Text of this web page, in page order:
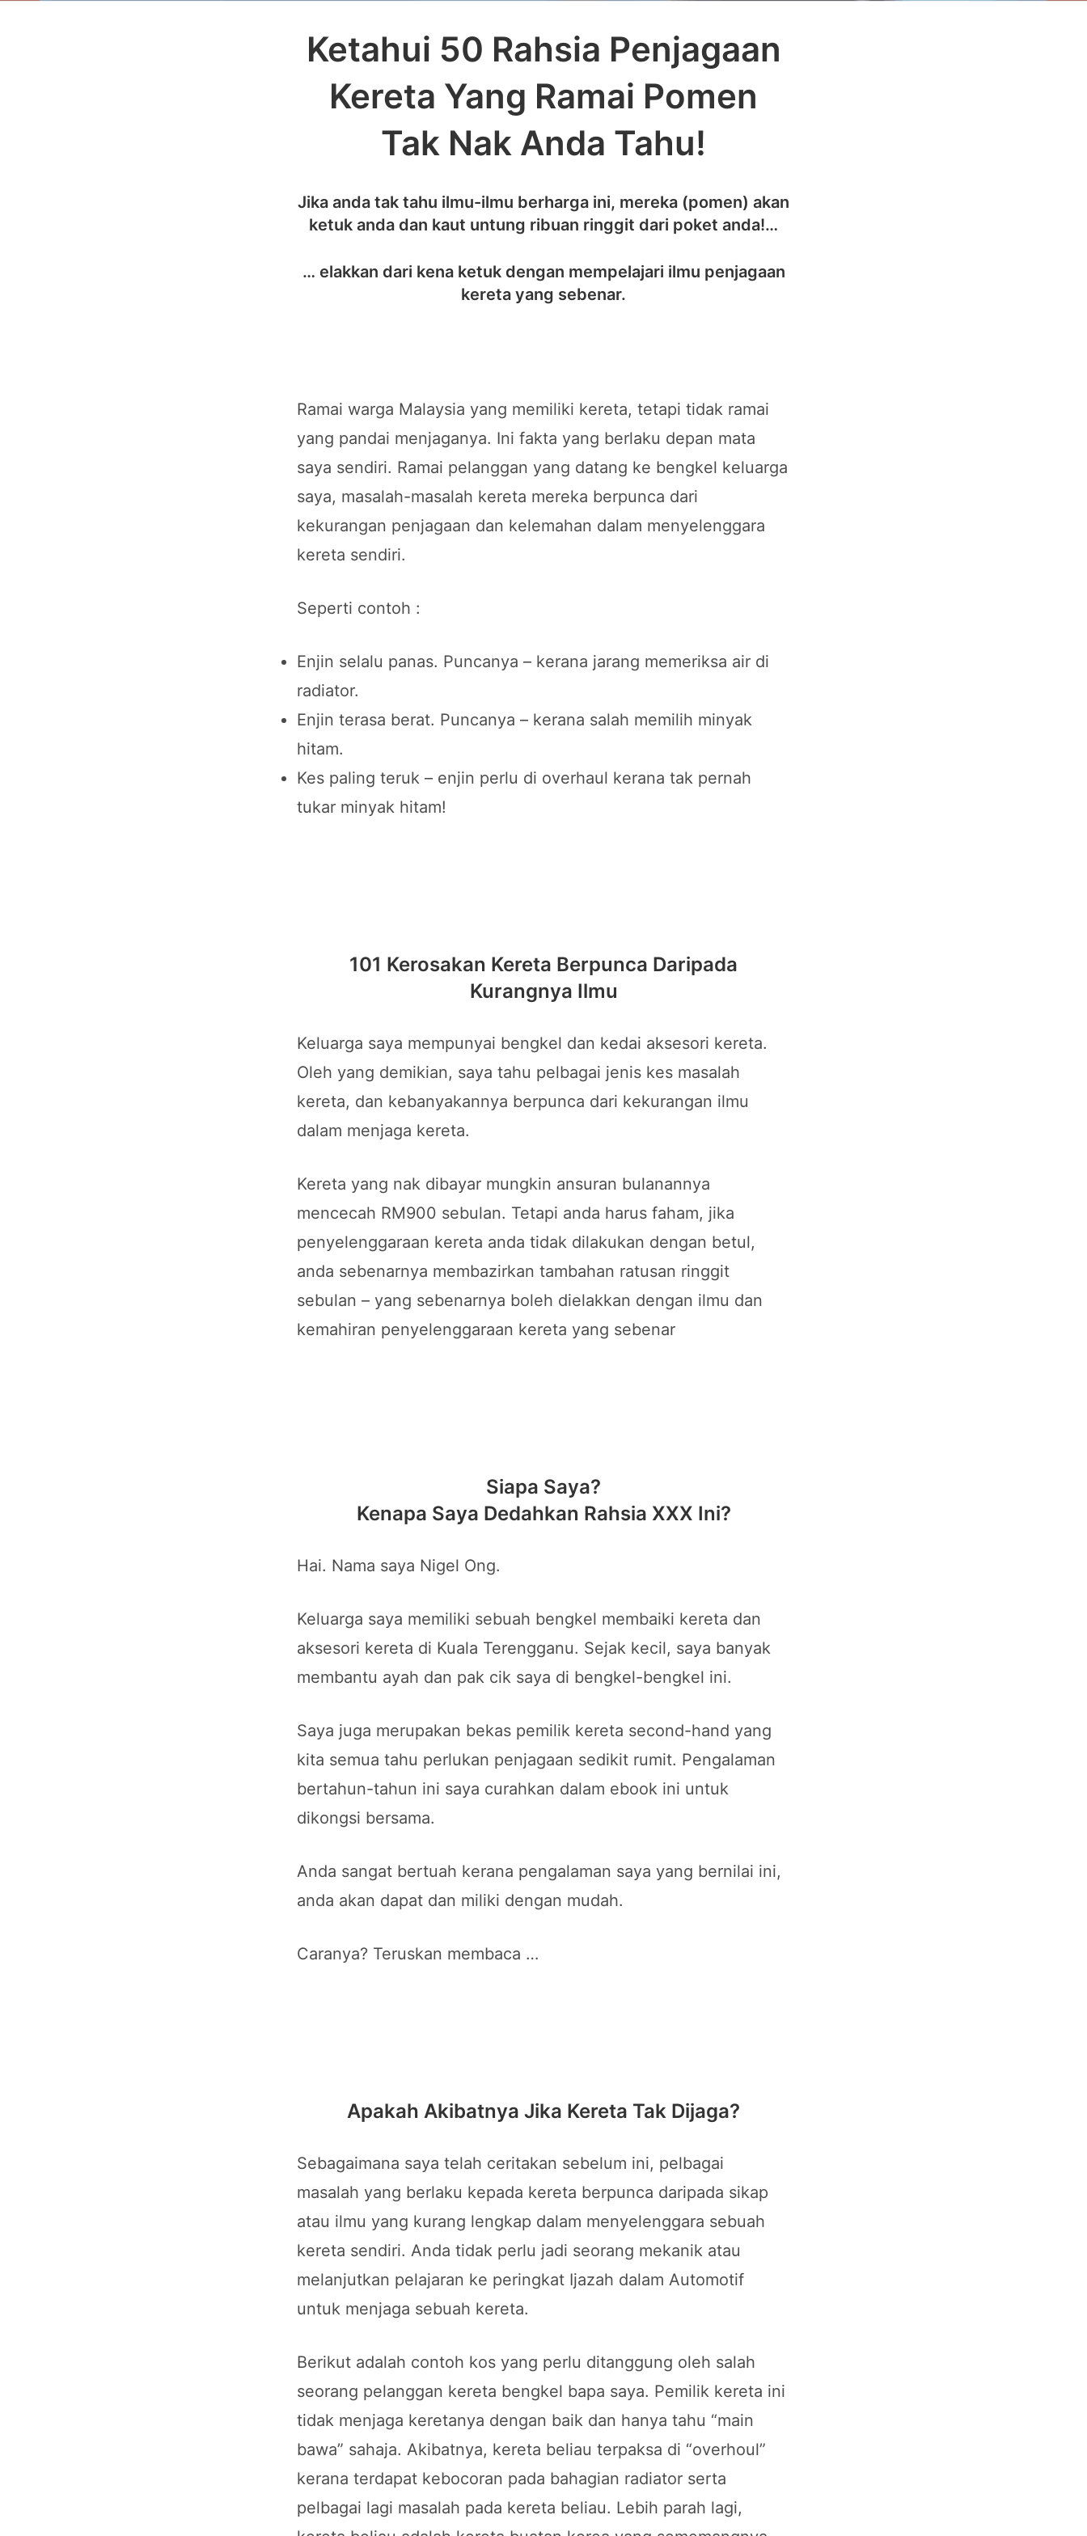
Ketahui 50 Rahsia Penjagaan
Kereta Yang Ramai Pomen
Tak Nak Anda Tahu!
Jika anda tak tahu ilmu-ilmu berharga ini, mereka (pomen) akan
ketuk anda dan kaut untung ribuan ringgit dari poket anda!…
… elakkan dari kena ketuk dengan mempelajari ilmu penjagaan
kereta yang sebenar.
Ramai warga Malaysia yang memiliki kereta, tetapi tidak ramai
yang pandai menjaganya. Ini fakta yang berlaku depan mata
saya sendiri. Ramai pelanggan yang datang ke bengkel keluarga
saya, masalah-masalah kereta mereka berpunca dari
kekurangan penjagaan dan kelemahan dalam menyelenggara
kereta sendiri.
Seperti contoh :
Enjin selalu panas. Puncanya – kerana jarang memeriksa air di
radiator.
Enjin terasa berat. Puncanya – kerana salah memilih minyak
hitam.
Kes paling teruk – enjin perlu di overhaul kerana tak pernah
tukar minyak hitam!
101 Kerosakan Kereta Berpunca Daripada
Kurangnya Ilmu
Keluarga saya mempunyai bengkel dan kedai aksesori kereta.
Oleh yang demikian, saya tahu pelbagai jenis kes masalah
kereta, dan kebanyakannya berpunca dari kekurangan ilmu
dalam menjaga kereta.
Kereta yang nak dibayar mungkin ansuran bulanannya
mencecah RM900 sebulan. Tetapi anda harus faham, jika
penyelenggaraan kereta anda tidak dilakukan dengan betul,
anda sebenarnya membazirkan tambahan ratusan ringgit
sebulan – yang sebenarnya boleh dielakkan dengan ilmu dan
kemahiran penyelenggaraan kereta yang sebenar
Siapa Saya?
Kenapa Saya Dedahkan Rahsia XXX Ini?
Hai. Nama saya Nigel Ong.
Keluarga saya memiliki sebuah bengkel membaiki kereta dan
aksesori kereta di Kuala Terengganu. Sejak kecil, saya banyak
membantu ayah dan pak cik saya di bengkel-bengkel ini.
Saya juga merupakan bekas pemilik kereta second-hand yang
kita semua tahu perlukan penjagaan sedikit rumit. Pengalaman
bertahun-tahun ini saya curahkan dalam ebook ini untuk
dikongsi bersama.
Anda sangat bertuah kerana pengalaman saya yang bernilai ini,
anda akan dapat dan miliki dengan mudah.
Caranya? Teruskan membaca …
Apakah Akibatnya Jika Kereta Tak Dijaga?
Sebagaimana saya telah ceritakan sebelum ini, pelbagai
masalah yang berlaku kepada kereta berpunca daripada sikap
atau ilmu yang kurang lengkap dalam menyelenggara sebuah
kereta sendiri. Anda tidak perlu jadi seorang mekanik atau
melanjutkan pelajaran ke peringkat Ijazah dalam Automotif
untuk menjaga sebuah kereta.
Berikut adalah contoh kos yang perlu ditanggung oleh salah
seorang pelanggan kereta bengkel bapa saya. Pemilik kereta ini
tidak menjaga keretanya dengan baik dan hanya tahu “main
bawa” sahaja. Akibatnya, kereta beliau terpaksa di “overhoul”
kerana terdapat kebocoran pada bahagian radiator serta
pelbagai lagi masalah pada kereta beliau. Lebih parah lagi,